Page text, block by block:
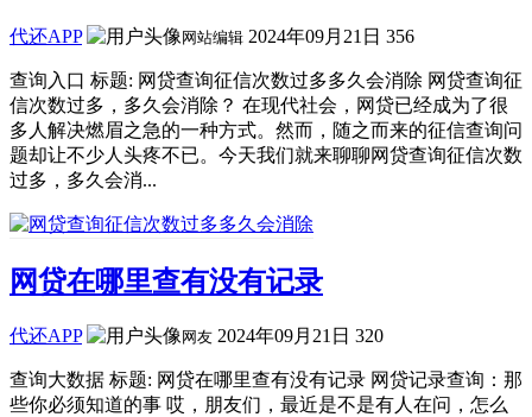
代还APP 网站编辑 2024年09月21日 356
查询入口 标题: 网贷查询征信次数过多多久会消除 网贷查询征
信次数过多，多久会消除？ 在现代社会，网贷已经成为了很
多人解决燃眉之急的一种方式。然而，随之而来的征信查询问
题却让不少人头疼不已。今天我们就来聊聊网贷查询征信次数
过多，多久会消...
网贷在哪里查有没有记录
代还APP 网友 2024年09月21日 320
查询大数据 标题: 网贷在哪里查有没有记录 网贷记录查询：那
些你必须知道的事 哎，朋友们，最近是不是有人在问，怎么